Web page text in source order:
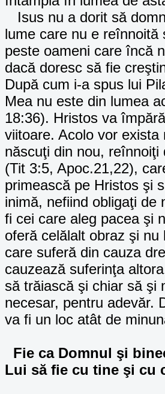
Isus nu a dorit să
lume care nu e reînnoită
peste oameni care încă
dacă doresc să fie
După cum i-a spus lui
Mea nu este din lumea
18:36). Hristos va
viitoare. Acolo vor exista
născuţi din nou, reînnoiţi
(Tit 3:5, Apoc.21,22),
primească pe Hristos şi
inimă, nefiind obligaţi de
fi cei care aleg pacea şi
oferă celălalt obraz şi nu
care suferă din cauza
cauzează suferinţa
să trăiască şi chiar să şi
necesar, pentru adevăr.
va fi un loc atât de
Fie ca Domnul şi
Lui să fie cu tine şi cu